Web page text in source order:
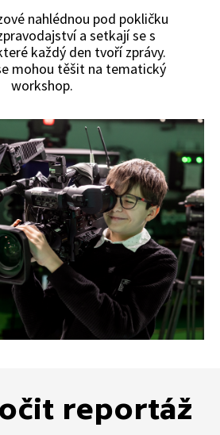
nahlédnou pod pokličku
a setkají se s
každý den tvoří zprávy.
mohou těšit na tematický
workshop.
reportáž